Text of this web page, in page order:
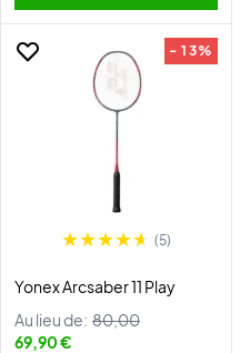
- 13%
(5)
Yonex Arcsaber 11 Play
Au lieu de: 80,00
69,90 €